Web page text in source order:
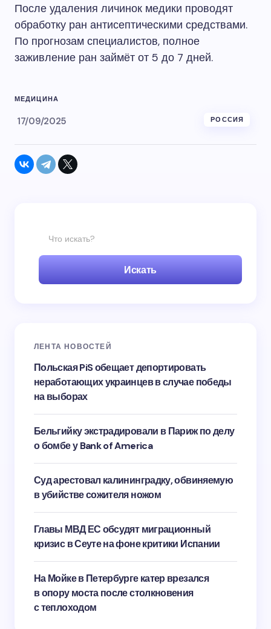
После удаления личинок медики проводят
обработку ран антисептическими средствами.
По прогнозам специалистов, полное
заживление ран займёт от 5 до 7 дней.
МЕДИЦИНА
17/09/2025 РОССИЯ
Искать
ЛЕНТА НОВОСТЕЙ
Польская PiS обещает депортировать
неработающих украинцев в случае победы
на выборах
Бельгийку экстрадировали в Париж по делу
о бомбе у Bank of America
Суд арестовал калининградку, обвиняемую
в убийстве сожителя ножом
Главы МВД ЕС обсудят миграционный
кризис в Сеуте на фоне критики Испании
На Мойке в Петербурге катер врезался
в опору моста после столкновения
с теплоходом